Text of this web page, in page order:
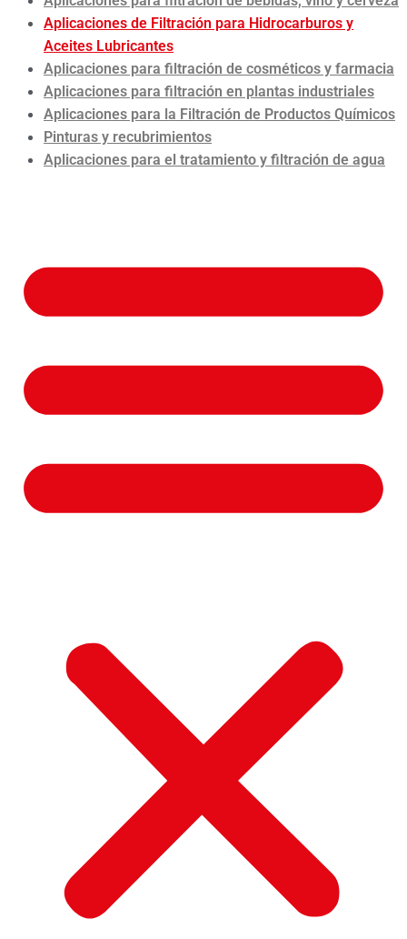
Aplicaciones de Filtración para Hidrocarburos y
Aceites Lubricantes
Aplicaciones para filtración de cosméticos y farmacia
Aplicaciones para filtración en plantas industriales
Aplicaciones para la Filtración de Productos Químicos
Pinturas y recubrimientos
Aplicaciones para el tratamiento y filtración de agua